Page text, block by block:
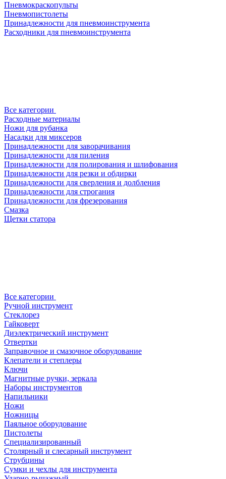
Пневмокраскопульты
Пневмопистолеты
Принадлежности для пневмоинструмента
Расходники для пневмоинструмента
Все категории
Расходные материалы
Ножи для рубанка
Насадки для миксеров
Принадлежности для заворачивания
Принадлежности для пиления
Принадлежности для полирования и шлифования
Принадлежности для резки и обдирки
Принадлежности для сверления и долбления
Принадлежности для строгания
Принадлежности для фрезерования
Смазка
Щетки статора
Все категории
Ручной инструмент
Стеклорез
Гайковерт
Диэлектрический инструмент
Отвертки
Заправочное и смазочное оборудование
Клепатели и степлеры
Ключи
Магнитные ручки, зеркала
Наборы инструментов
Напильники
Ножи
Ножницы
Паяльное оборудование
Пистолеты
Специализированный
Столярный и слесарный инструмент
Струбцины
Сумки и чехлы для инструмента